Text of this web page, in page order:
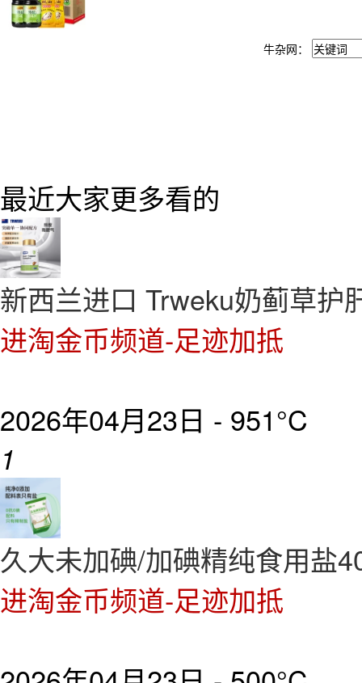
牛杂网：
最近大家更多看的
新西兰进口 Trweku奶蓟草护
进淘金币频道-足迹加抵
2026年04月23日 - 951°C
1
久大未加碘/加碘精纯食用盐
进淘金币频道-足迹加抵